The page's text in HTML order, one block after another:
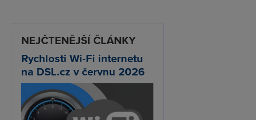
NEJČTENĚJŠÍ ČLÁNKY
Rychlosti Wi-Fi internetu
na DSL.cz v červnu 2026